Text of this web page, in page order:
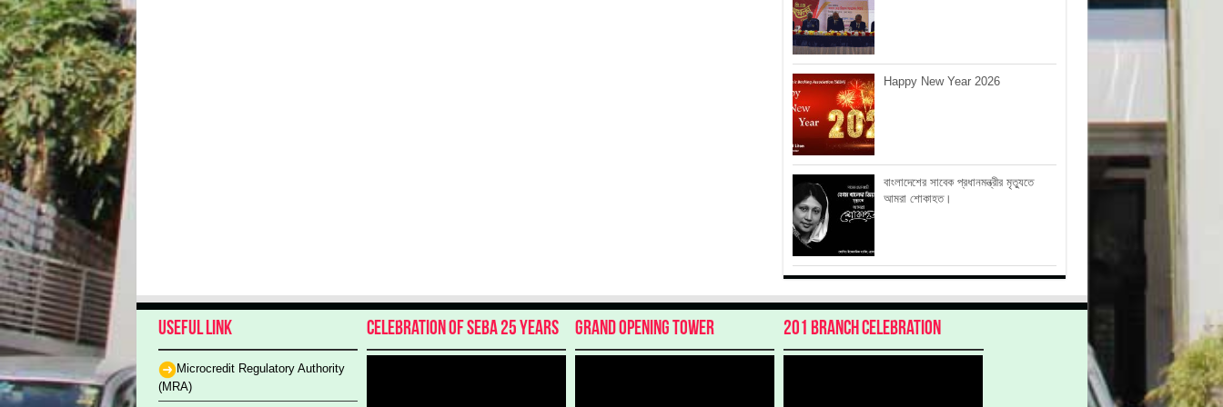
Happy New Year 2026
বাংলাদেশের সাবেক প্রধানমন্ত্রীর মৃত্যুতে
আমরা শোকাহত।
Useful Link
Microcredit Regulatory Authority
(MRA)
Celebration of SEBA 25 Years Grand Opening Tower 201 Branch Celebration